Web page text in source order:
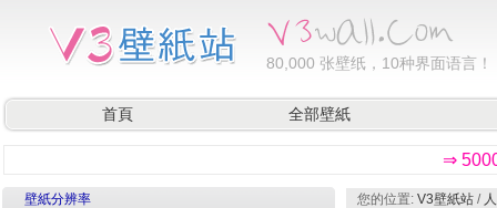
80,000 张壁纸，10种界面语言！
首頁 全部壁紙
⇒
壁紙分辨率 您的位置: V3壁紙站 /